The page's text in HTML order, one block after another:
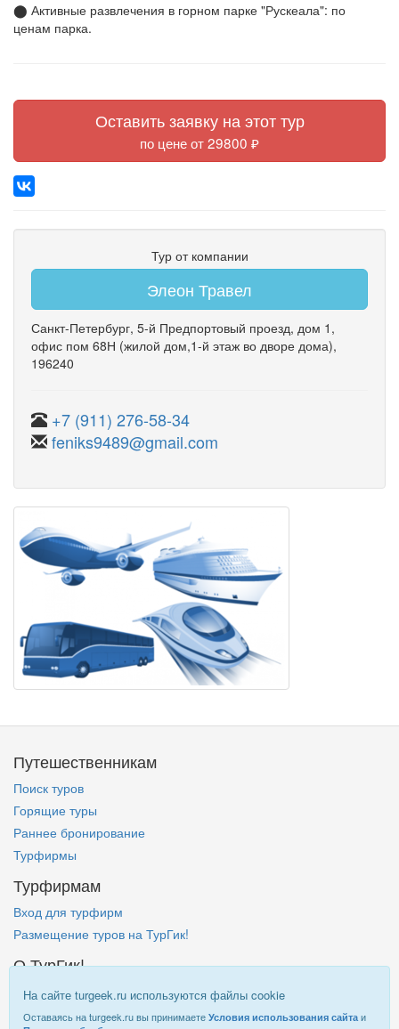
⬤ Активные развлечения в горном парке "Рускеала": по
ценам парка.
Оставить заявку на этот тур
по цене от 29800 ₽
Тур от компании
Элеон Травел
Санкт-Петербург, 5-й Предпортовый проезд, дом 1 ,
офис пом 68Н (жилой дом,1-й этаж во дворе дома),
196240
+7 (911) 276-58-34
feniks9489@gmail.com
На сайте turgeek.ru используются файлы cookie
Оставаясь на turgeek.ru вы принимаете Условия использования сайта и
Путешественникам
Поиск туров
Горящие туры
Раннее бронирование
Турфирмы
Турфирмам
Вход для турфирм
Размещение туров на ТурГик!
О ТурГик!
Кто такой ТурГик?
Правовая информация